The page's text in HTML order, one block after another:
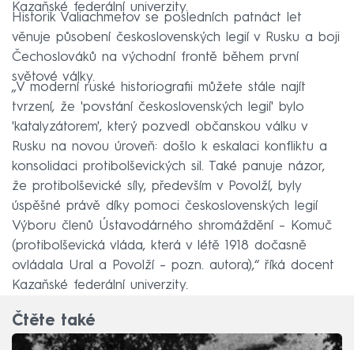
Kazaňské federální univerzity.
Historik Valiachmetov se posledních patnáct let
věnuje působení československých legií v Rusku a boji
Čechoslováků na východní frontě během první
světové války.
„V moderní ruské historiografii můžete stále najít
tvrzení, že 'povstání československých legií' bylo
'katalyzátorem', který pozvedl občanskou válku v
Rusku na novou úroveň: došlo k eskalaci konfliktu a
konsolidaci protibolševických sil. Také panuje názor,
že protibolševické síly, především v Povolží, byly
úspěšné právě díky pomoci československých legií
Výboru členů Ústavodárného shromáždění – Komuč
(protibolševická vláda, která v létě 1918 dočasně
ovládala Ural a Povolží – pozn. autora),“ říká docent
Kazaňské federální univerzity.
Čtěte také